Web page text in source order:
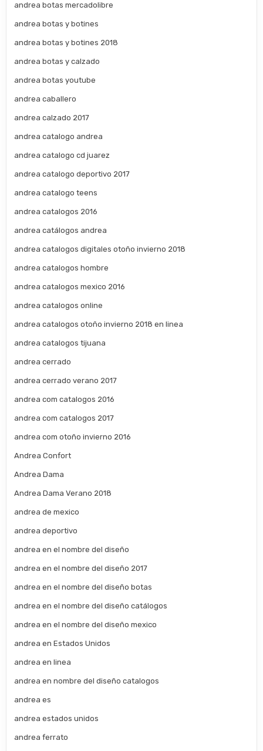
andrea botas mercadolibre
andrea botas y botines
andrea botas y botines 2018
andrea botas y calzado
andrea botas youtube
andrea caballero
andrea calzado 2017
andrea catalogo andrea
andrea catalogo cd juarez
andrea catalogo deportivo 2017
andrea catalogo teens
andrea catalogos 2016
andrea catálogos andrea
andrea catalogos digitales otoño invierno 2018
andrea catalogos hombre
andrea catalogos mexico 2016
andrea catalogos online
andrea catalogos otoño invierno 2018 en linea
andrea catalogos tijuana
andrea cerrado
andrea cerrado verano 2017
andrea com catalogos 2016
andrea com catalogos 2017
andrea com otoño invierno 2016
Andrea Confort
Andrea Dama
Andrea Dama Verano 2018
andrea de mexico
andrea deportivo
andrea en el nombre del diseño
andrea en el nombre del diseño 2017
andrea en el nombre del diseño botas
andrea en el nombre del diseño catálogos
andrea en el nombre del diseño mexico
andrea en Estados Unidos
andrea en linea
andrea en nombre del diseño catalogos
andrea es
andrea estados unidos
andrea ferrato